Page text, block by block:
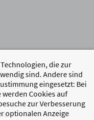
die zur
sind. Andere sind
eingesetzt: Bei
Cookies auf
zur Verbesserung
optionalen Anzeige